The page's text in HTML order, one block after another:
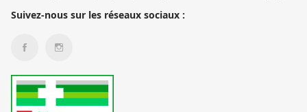
Suivez-nous sur les réseaux sociaux :